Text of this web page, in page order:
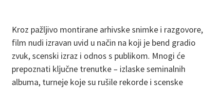
Kroz pažljivo montirane arhivske snimke i razgovore,
film nudi izravan uvid u način na koji je bend gradio
zvuk, scenski izraz i odnos s publikom. Mnogi će
prepoznati ključne trenutke – izlaske seminalnih
albuma, turneje koje su rušile rekorde i scenske